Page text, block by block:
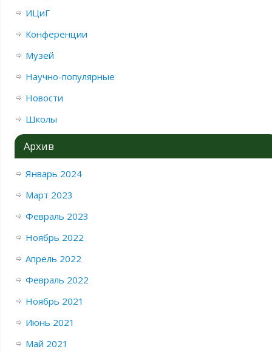
ИЦиГ
Конференции
Музей
Научно-популярные
Новости
Школы
Архив
Январь 2024
Март 2023
Февраль 2023
Ноябрь 2022
Апрель 2022
Февраль 2022
Ноябрь 2021
Июнь 2021
Май 2021